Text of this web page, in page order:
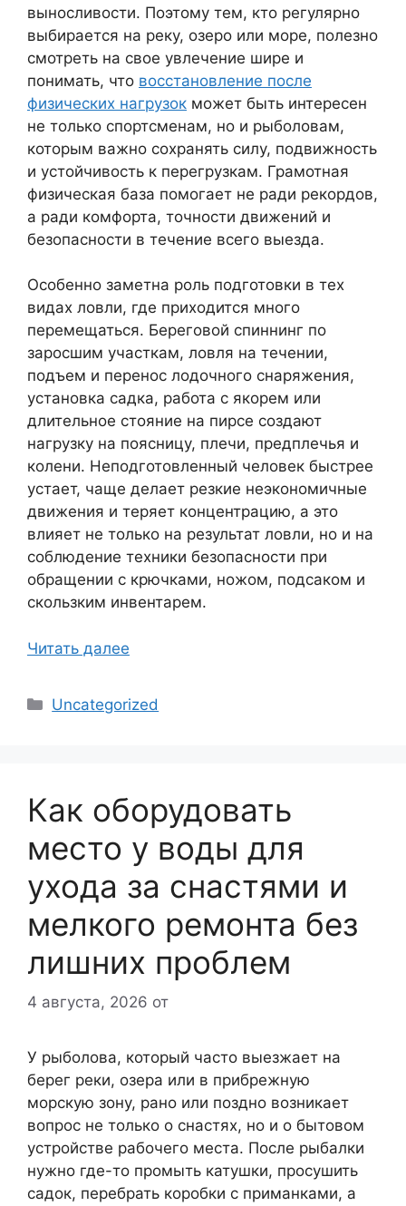
выносливости. Поэтому тем, кто регулярно
выбирается на реку, озеро или море, полезно
смотреть на свое увлечение шире и
понимать, что восстановление после
физических нагрузок может быть интересен
не только спортсменам, но и рыболовам,
которым важно сохранять силу, подвижность
и устойчивость к перегрузкам. Грамотная
физическая база помогает не ради рекордов,
а ради комфорта, точности движений и
безопасности в течение всего выезда.
Особенно заметна роль подготовки в тех
видах ловли, где приходится много
перемещаться. Береговой спиннинг по
заросшим участкам, ловля на течении,
подъем и перенос лодочного снаряжения,
установка садка, работа с якорем или
длительное стояние на пирсе создают
нагрузку на поясницу, плечи, предплечья и
колени. Неподготовленный человек быстрее
устает, чаще делает резкие неэкономичные
движения и теряет концентрацию, а это
влияет не только на результат ловли, но и на
соблюдение техники безопасности при
обращении с крючками, ножом, подсаком и
скользким инвентарем.
Читать далее
Рубрики
Uncategorized
Как оборудовать
место у воды для
ухода за снастями и
мелкого ремонта без
лишних проблем
4 августа, 2026 от
У рыболова, который часто выезжает на
берег реки, озера или в прибрежную
морскую зону, рано или поздно возникает
вопрос не только о снастях, но и о бытовом
устройстве рабочего места. После рыбалки
нужно где-то промыть катушки, просушить
садок, перебрать коробки с приманками, а